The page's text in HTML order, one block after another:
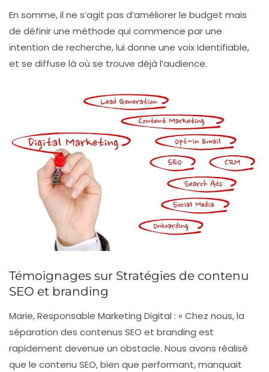
En somme, il ne s’agit pas d’améliorer le budget mais
de définir une méthode qui commence par une
intention de recherche, lui donne une voix identifiable,
et se diffuse là où se trouve déjà l’audience.
Témoignages sur Stratégies de contenu
SEO et branding
Marie, Responsable Marketing Digital : « Chez nous, la
séparation des contenus SEO et branding est
rapidement devenue un obstacle. Nous avons réalisé
que le contenu SEO, bien que performant, manquait